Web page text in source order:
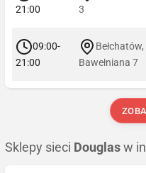
21:00
3
09:00-
21:00
Bełchatów,
Bawełniana 7
Sklepy sieci Douglas w